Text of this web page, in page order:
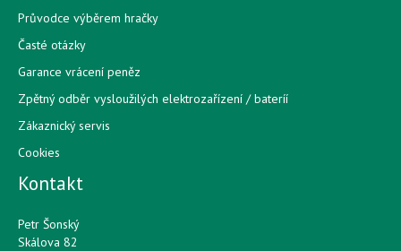
Průvodce výběrem hračky
Časté otázky
Garance vrácení peněz
Zpětný odběr vysloužilých elektrozařízení / bateríí
Zákaznický servis
Cookies
Kontakt
Petr Šonský
Skálova 82